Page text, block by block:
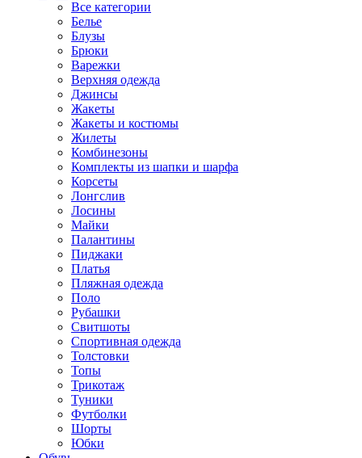
Все категории
Белье
Блузы
Брюки
Варежки
Верхняя одежда
Джинсы
Жакеты
Жакеты и костюмы
Жилеты
Комбинезоны
Комплекты из шапки и шарфа
Корсеты
Лонгслив
Лосины
Майки
Палантины
Пиджаки
Платья
Пляжная одежда
Поло
Рубашки
Свитшоты
Спортивная одежда
Толстовки
Топы
Трикотаж
Туники
Футболки
Шорты
Юбки